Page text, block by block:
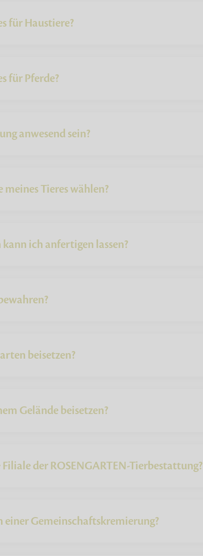
für Haustiere?
für Pferde?
anwesend sein?
Tieres wählen?
ich anfertigen lassen?
beisetzen?
Gelände beisetzen?
der ROSENGARTEN-Tierbestattung?
einer Gemeinschaftskremierung?